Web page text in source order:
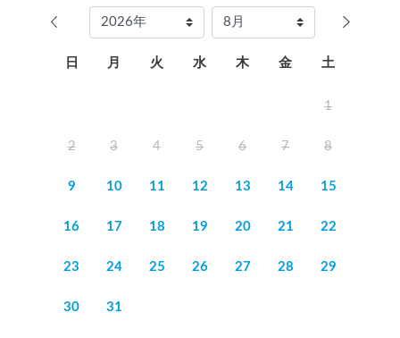
日 月 火 水 木 金 土
1
2 3 4 5 6 7 8
9 10 11 12 13 14 15
16 17 18 19 20 21 22
23 24 25 26 27 28 29
30 31